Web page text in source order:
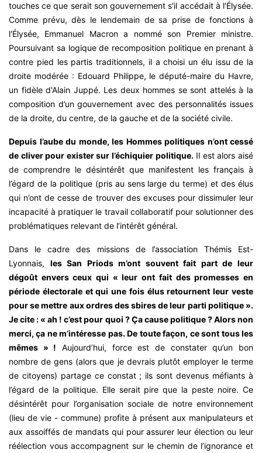
touches ce que serait son gouvernement s'il accédait à l'Élysée.
Comme prévu, dès le lendemain de sa prise de fonctions à
l'Élysée, Emmanuel Macron a nommé son Premier ministre.
Poursuivant sa logique de recomposition politique en prenant à
contre pied les partis traditionnels, il a choisi un élu issu de la
droite modérée : Edouard Philippe, le député-maire du Havre,
un fidèle d'Alain Juppé. Les deux hommes se sont attelés à la
composition d’un gouvernement avec des personnalités issues
de la droite, du centre, de la gauche et de la société civile.
Depuis l’aube du monde, les Hommes politiques n’ont cessé
de cliver pour exister sur l’échiquier politique.Il est alors aisé
de comprendre le désintérêt que manifestent les français à
l’égard de la politique (pris au sens large du terme) et des élus
qui n’ont de cesse de trouver des excuses pour dissimuler leur
incapacité à pratiquer le travail collaboratif pour solutionner des
problématiques relevant de l’intérêt général.
Dans le cadre des missions de l’association Thémis Est-
Lyonnais, les San Priods m’ont souvent fait part de leur
dégoût envers ceux qui « leur ont fait des promesses en
période électorale et qui une fois élus retournent leur veste
pour se mettre aux ordres des sbires de leur parti politique ».
Je cite : « ah ! c’est pour quoi ? Ça cause politique ? Alors non
merci, ça ne m’intéresse pas. De toute façon, ce sont tous les
mêmes » ! Aujourd’hui, force est de constater qu’un bon
nombre de gens (alors que je devrais plutôt employer le terme
de citoyens) partage ce constat ; ils sont devenus méfiants à
l’égard de la politique. Elle serait pire que la peste noire. Ce
désintérêt pour l’organisation sociale de notre environnement
(lieu de vie - commune) profite à présent aux manipulateurs et
aux assoiffés de mandats qui pour assurer leur élection ou leur
réélection vous accompagnent sur le chemin de l’ignorance et